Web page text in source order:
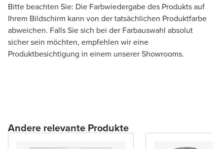
Bitte beachten Sie: Die Farbwiedergabe des Produkts auf
Ihrem Bildschirm kann von der tatsächlichen Produktfarbe
abweichen. Falls Sie sich bei der Farbauswahl absolut
sicher sein möchten, empfehlen wir eine
Produktbesichtigung in einem unserer Showrooms.
Andere relevante Produkte